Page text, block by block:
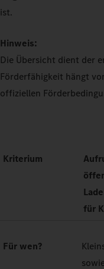
ist.
Hinweis:
Die Übersicht dient der
Förderfähigkeit hängt
offiziellen
Kriterium
für
Für wen?